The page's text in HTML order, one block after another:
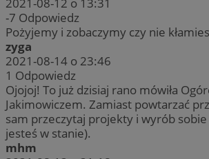
-7 Odpowiedz
Pożyjemy i zobaczymy czy nie
zyga
2021-08-14 o 23:46
1 Odpowiedz
Ojojoj! To już dzisiaj rano mówiła
Jakimowiczem. Zamiast powtarzać
sam przeczytaj projekty i wyrób sobie
jesteś w stanie).
mhm